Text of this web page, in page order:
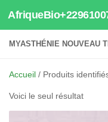
Au dessous du
MYASTHÉNIE NOUVEAU
Accueil / Produits
Voici le seul résultat